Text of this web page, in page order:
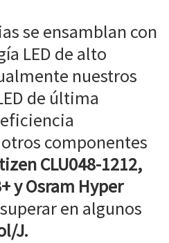
se ensamblan con
LED de alto
nuestros
de última
componentes
CLU048-1212,
y Osram Hyper
en algunos
J.